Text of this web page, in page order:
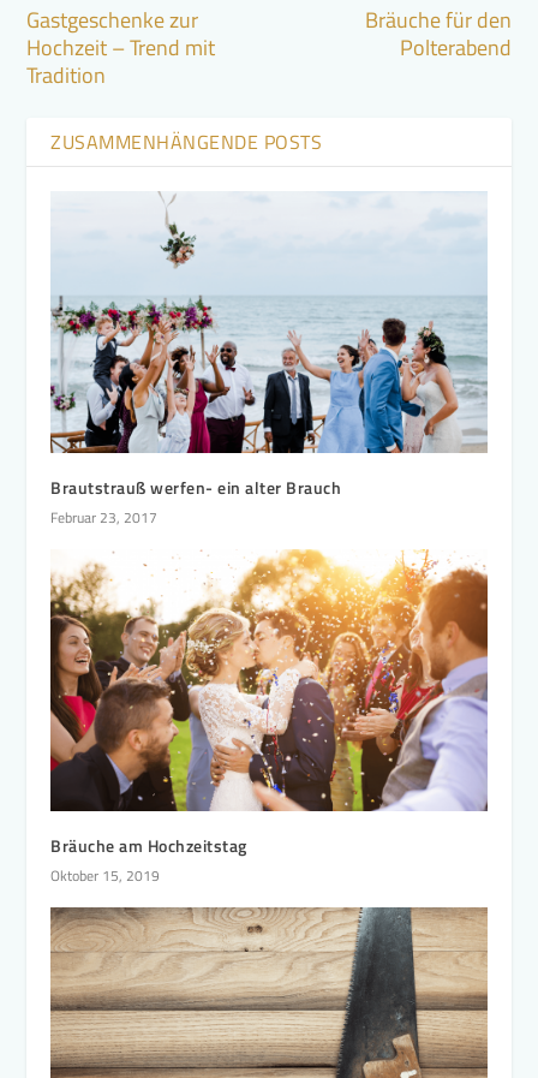
Gastgeschenke zur
Hochzeit – Trend mit
Tradition
Bräuche für den
Polterabend
ZUSAMMENHÄNGENDE POSTS
Brautstrauß werfen- ein alter Brauch
Februar 23, 2017
Bräuche am Hochzeitstag
Oktober 15, 2019